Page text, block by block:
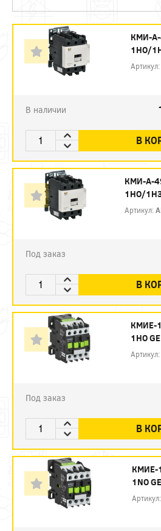
КМИ-А-
1НО/
Артикул:
В наличии
В
КМИ-А-
1НО/1НЗ
Артикул:
Под заказ
В
КМИЕ-
1НО
Артикул:
Под заказ
В
КМИЕ-
1NО
Артикул: